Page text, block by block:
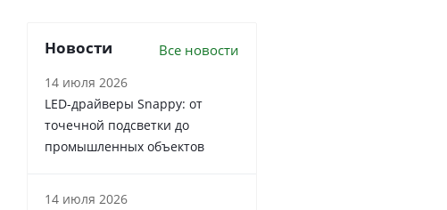
Новости Все новости
14 июля 2026
LED-драйверы Snappy: от
точечной подсветки до
промышленных объектов
14 июля 2026